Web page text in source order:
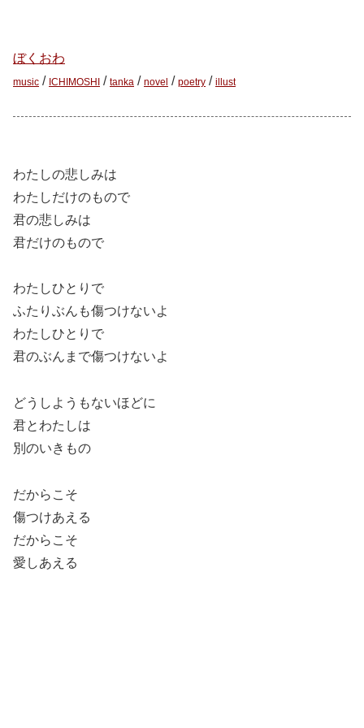
ぼくおわ
music / ICHIMOSHI / tanka / novel / poetry / illust
わたしの悲しみは
わたしだけのもので
君の悲しみは
君だけのもので
わたしひとりで
ふたりぶんも傷つけないよ
わたしひとりで
君のぶんまで傷つけないよ
どうしようもないほどに
君とわたしは
別のいきもの
だからこそ
傷つけあえる
だからこそ
愛しあえる